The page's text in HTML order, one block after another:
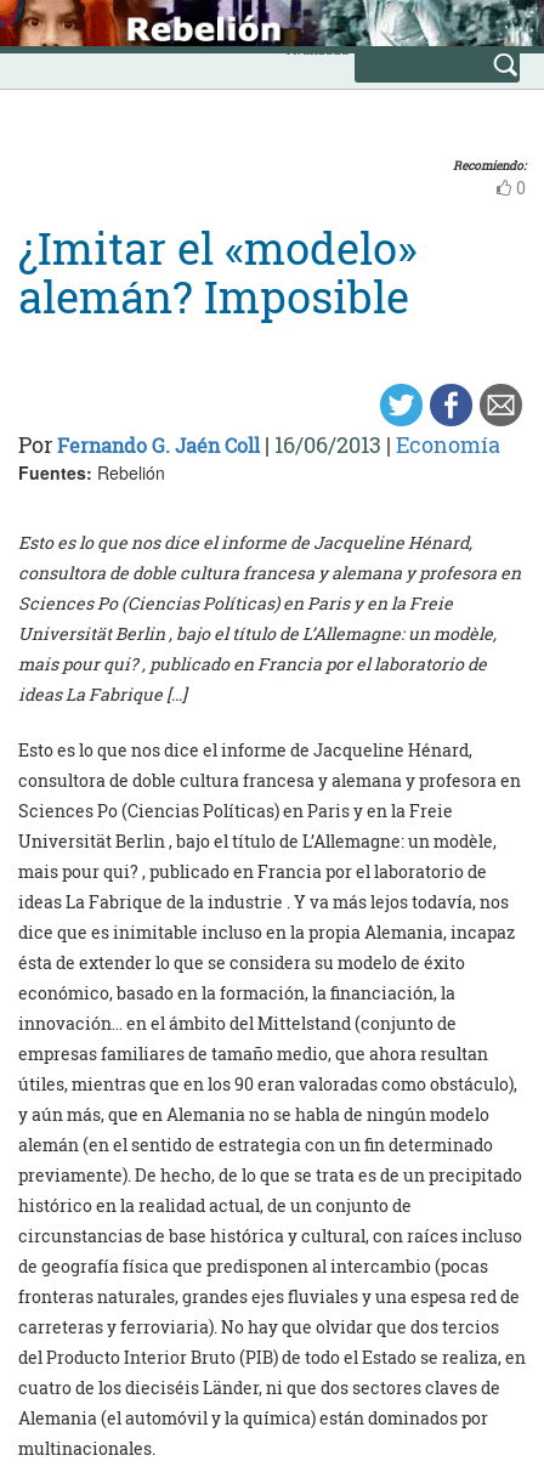
Skip
to
content
INICIO
Avanzada
Recomiendo:
0
¿Imitar el «modelo»
alemán? Imposible
PorFernando G. Jaén Coll| 16/06/2013 | Economía
Fuentes: Rebelión
Esto es lo que nos dice el informe de Jacqueline Hénard,
consultora de doble cultura francesa y alemana y profesora en
Sciences Po (Ciencias Políticas) en Paris y en la Freie
Universität Berlin , bajo el título de L’Allemagne: un modèle,
mais pour qui? , publicado en Francia por el laboratorio de
ideas La Fabrique […]
Esto es lo que nos dice el informe de Jacqueline Hénard,
consultora de doble cultura francesa y alemana y profesora en
Sciences Po (Ciencias Políticas) en Paris y en la Freie
Universität Berlin , bajo el título de L’Allemagne: un modèle,
mais pour qui? , publicado en Francia por el laboratorio de
ideas La Fabrique de la industrie . Y va más lejos todavía, nos
dice que es inimitable incluso en la propia Alemania, incapaz
ésta de extender lo que se considera su modelo de éxito
económico, basado en la formación, la financiación, la
innovación… en el ámbito del Mittelstand (conjunto de
empresas familiares de tamaño medio,que ahora resultan
útiles, mientras que en los 90 eran valoradas como obstáculo),
y aún más, que en Alemania no se habla de ningún modelo
alemán (en el sentido de estrategia con un fin determinado
previamente). De hecho, de lo que se trata es de un precipitado
histórico en la realidad actual, de un conjunto de
circunstancias de base histórica y cultural, con raíces incluso
de geografía física que predisponen al intercambio (pocas
fronteras naturales, grandes ejes fluviales y una espesa red de
carreteras y ferroviaria). No hay que olvidar que dos tercios
del Producto Interior Bruto (PIB) de todo el Estado se realiza, en
cuatro de los dieciséis Länder, ni que dos sectores claves de
Alemania (el automóvil y la química) están dominados por
multinacionales.